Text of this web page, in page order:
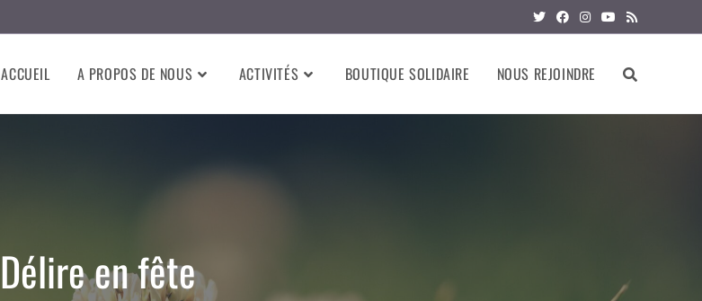
ACCUEIL A PROPOS DE NOUS ACTIVITÉS BOUTIQUE SOLIDAIRE NOUS REJOINDRE
Délire en fête